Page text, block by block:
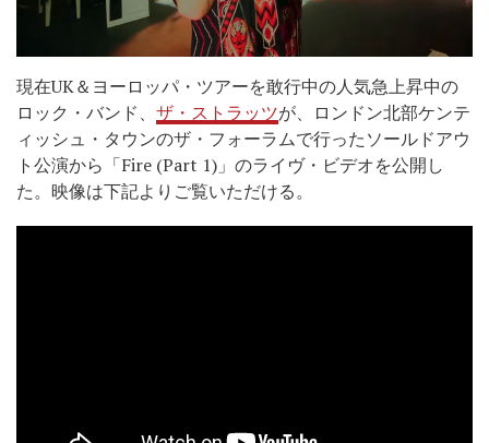
現在UK＆ヨーロッパ・ツアーを敢行中の人気急上昇中の
ロック・バンド、 ザ・ストラッツが、ロンドン北部ケンテ
ィッシュ・タウンのザ・フォーラムで行ったソールドアウ
ト公演から「Fire (Part 1)」のライヴ・ビデオを公開し
た。映像は下記よりご覧いただける。